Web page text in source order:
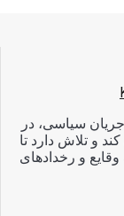
سیاسی، در
و تلاش دارد تا
وقایع و رخدادهای